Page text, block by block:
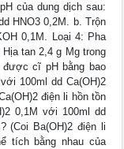
của dung dịch sau:
HNO3 0,2M. b. Trộn
0,1M. Loại 4: Pha
tan 2,4 g Mg trong
được cĩ pH bằng bao
100ml dd Ca(OH)2
điện li hồn tồn
0,1M với 100ml dd
(Coi Ba(OH)2 điện li
tích bằng nhau của